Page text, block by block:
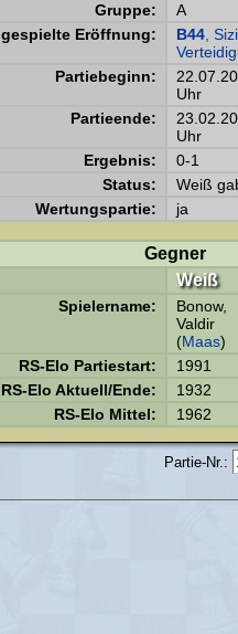
Gruppe:
A
gespielte Eröffnung:
B44 ,
Partiebeginn:
Uhr
Partieende:
Uhr
Ergebnis:
0-1
Status:
Weiß
Wertungspartie:
ja
Gegner
Weiß
Spielername:
Bonow,
Valdir
(Maas)
RS-Elo Partiestart:
1991
RS-Elo Aktuell/Ende:
1932
RS-Elo Mittel:
1962
Partie-Nr.: